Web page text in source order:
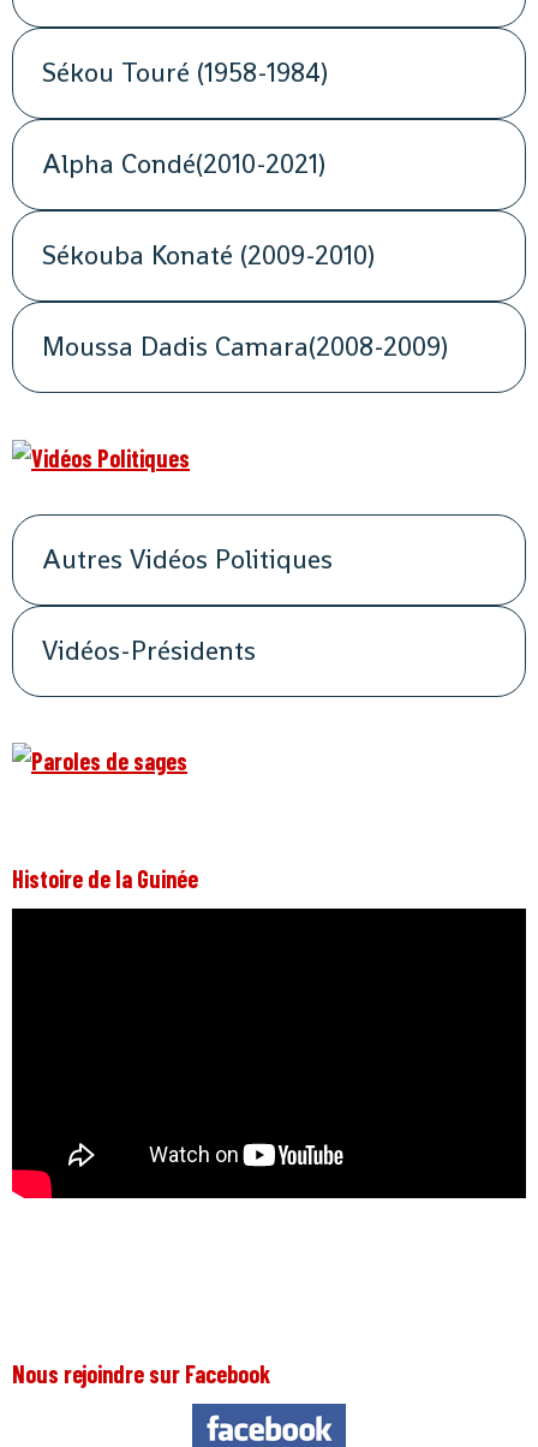
Sékou Touré (1958-1984)
Alpha Condé(2010-2021)
Sékouba Konaté (2009-2010)
Moussa Dadis Camara(2008-2009)
Autres Vidéos Politiques
Vidéos-Présidents
Histoire de la Guinée
Nous rejoindre sur Facebook